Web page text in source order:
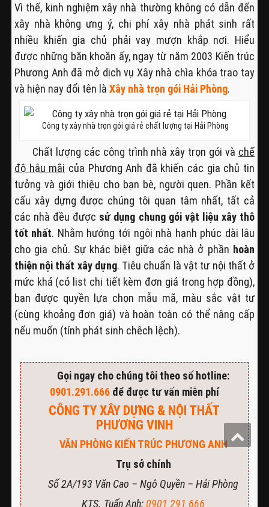
Vì thế, kinh nghiệm xây nhà thường không có dẫn đến
xây nhà không ưng ý, chi phí xây nhà phát sinh rất
nhiều khiến gia chủ phải vay mượn khắp nơi. Hiểu
được những băn khoăn ấy, ngay từ năm 2003 Kiến trúc
Phương Anh đã mở dịch vụ Xây nhà chìa khóa trao tay
và hiện nay đổi tên là Xây nhà trọn gói Hải Phòng.
Công ty xây nhà trọn gói giá rẻ chất lượng tại Hải Phòng
Chất lượng các công trình nhà xây trọn gói và chế
độ hậu mãi của Phương Anh đã khiến các gia chủ tin
tưởng và giới thiệu cho bạn bè, người quen. Phần kết
cấu xây dựng được chúng tôi quan tâm nhất, tất cả
các nhà đều được sử dụng chung gói vật liệu xây thô
tốt nhất. Nhằm hướng tới ngôi nhà hạnh phúc dài lâu
cho gia chủ. Sự khác biệt giữa các nhà ở phần hoàn
thiện nội thất xây dựng. Tiêu chuẩn là vật tư nội thất ở
mức khá (có list chi tiết kèm đơn giá trong hợp đồng),
bạn được quyền lựa chọn mẫu mã, màu sắc vật tư
(cùng khoảng đơn giá) và hoàn toàn có thể nâng cấp
nếu muốn (tính phát sinh chêch lệch).
Gọi ngay cho chúng tôi theo số hotline:
0901.291.666để được tư vấn miễn phí
CÔNG TY XÂY DỰNG & NỘI THẤT
PHƯƠNG VINH
VĂN PHÒNG KIẾN TRÚC PHƯƠNG ANH
Trụ sở chính
Số 2A/193 Văn Cao – Ngô Quyền – Hải Phòng
KTS. Tuấn Anh: 0901 291 666